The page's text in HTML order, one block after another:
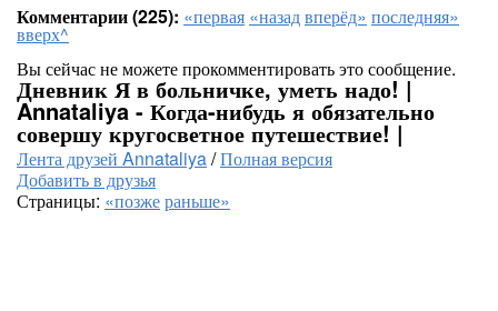
Комментарии (225): «первая «назадвперёд» последняя»
вверх^
Вы сейчас не можете прокомментировать это сообщение.
Дневник Я в больничке, уметь надо! |
Annataliya - Когда-нибудь я обязательно
совершу кругосветное путешествие! |
Лента друзей Annataliya/Полная версия
Добавить в друзья
Страницы: «позжераньше»